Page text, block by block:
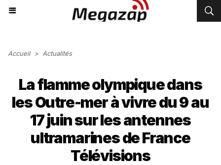
Accueil > Actualités
La flamme olympique dans
les Outre-mer à vivre du 9 au
17 juin sur les antennes
ultramarines de France
Télévisions